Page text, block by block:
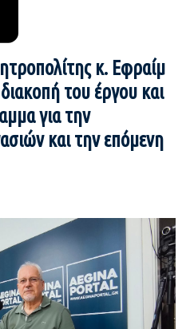
κ. Εφραίμ
του έργου και
για την
και την επόμενη